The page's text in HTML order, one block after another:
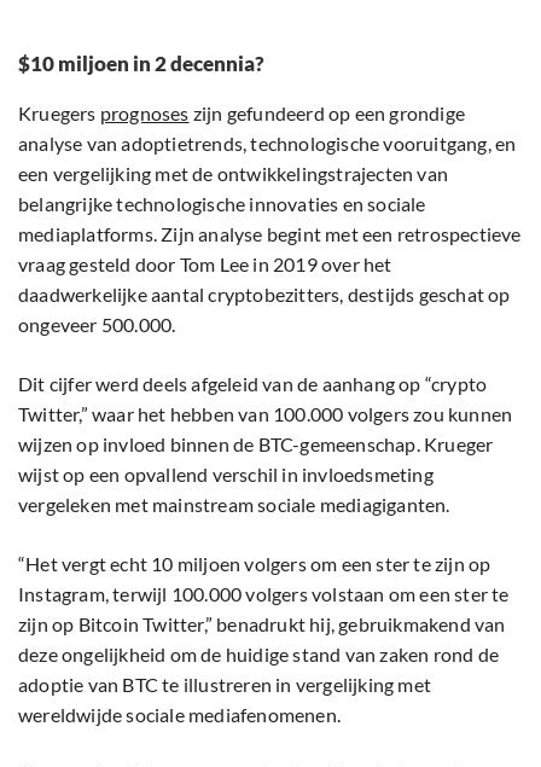
$10 miljoen in 2 decennia?
Kruegers prognoses zijn gefundeerd op een grondige
analyse van adoptietrends, technologische vooruitgang, en
een vergelijking met de ontwikkelingstrajecten van
belangrijke technologische innovaties en sociale
mediaplatforms. Zijn analyse begint met een retrospectieve
vraag gesteld door Tom Lee in 2019 over het
daadwerkelijke aantal cryptobezitters, destijds geschat op
ongeveer 500.000.
Dit cijfer werd deels afgeleid van de aanhang op “crypto
Twitter,” waar het hebben van 100.000 volgers zou kunnen
wijzen op invloed binnen de BTC-gemeenschap. Krueger
wijst op een opvallend verschil in invloedsmeting
vergeleken met mainstream sociale mediagiganten.
“Het vergt echt 10 miljoen volgers om een ster te zijn op
Instagram, terwijl 100.000 volgers volstaan om een ster te
zijn op Bitcoin Twitter,” benadrukt hij, gebruikmakend van
deze ongelijkheid om de huidige stand van zaken rond de
adoptie van BTC te illustreren in vergelijking met
wereldwijde sociale mediafenomenen.